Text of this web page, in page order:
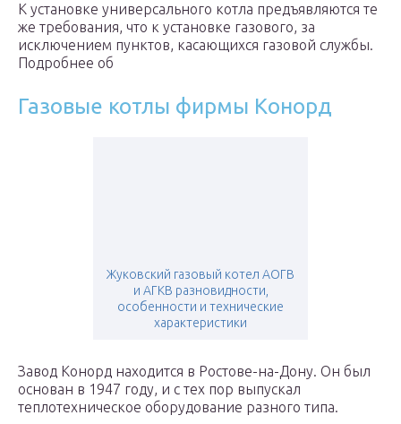
К установке универсального котла предъявляются те
же требования, что к установке газового, за
исключением пунктов, касающихся газовой службы.
Подробнее об
Газовые котлы фирмы Конорд
Жуковский газовый котел АОГВ
и АГКВ разновидности,
особенности и технические
характеристики
Завод Конорд находится в Ростове-на-Дону. Он был
основан в 1947 году, и с тех пор выпускал
теплотехническое оборудование разного типа.